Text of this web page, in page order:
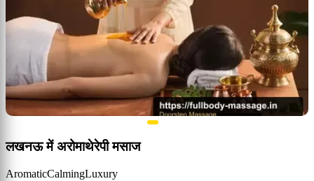
लखनऊ में अरोमाथेरेपी मसाज
AromaticCalmingLuxury